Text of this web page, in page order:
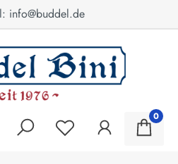
info@buddel.de
0